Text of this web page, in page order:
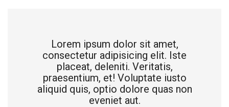
Lorem ipsum dolor sit amet,
consectetur adipisicing elit. Iste
placeat, deleniti. Veritatis,
praesentium, et! Voluptate iusto
aliquid quis, optio dolore quas non
eveniet aut.